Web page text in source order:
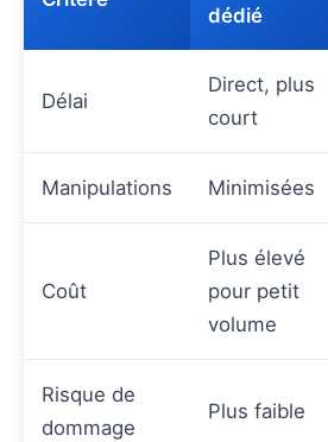
dédié
Délai
Direct, plus
court
Manipulations Minimisées
Coût
Plus élevé
pour petit
volume
Risque de
dommage
Plus faible